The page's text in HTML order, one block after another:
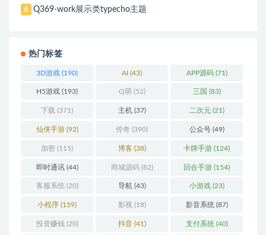
6 Q369-work展示类typecho主题
热门标签
3D游戏 (190) AI (43) APP源码(71)
H5游戏 (193) Q萌 (52) 三国 (83)
下载 (371) 主机(37) 二次元(21)
仙侠手游(92) 传奇 (390) 公众号(49)
加密 (115) 博客(38) 卡牌手游 (124)
即时通讯(44) 商城源码(82) 回合手游 (154)
客服系统 (20) 导航(43) 小游戏(23)
小程序 (159) 影视(18) 影音系统 (87)
投资赚钱 (20) 抖音(41) 支付系统 (40)